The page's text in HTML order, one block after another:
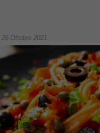
26 Ottobre 2021